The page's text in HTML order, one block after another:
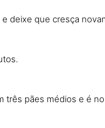
deixe que cresça
três pães médios e é